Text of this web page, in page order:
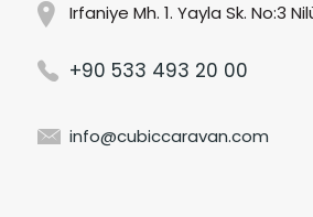
Irfaniye Mh. 1. Yayla Sk. No:3
+90 533 493 20 00
info@cubiccaravan.com